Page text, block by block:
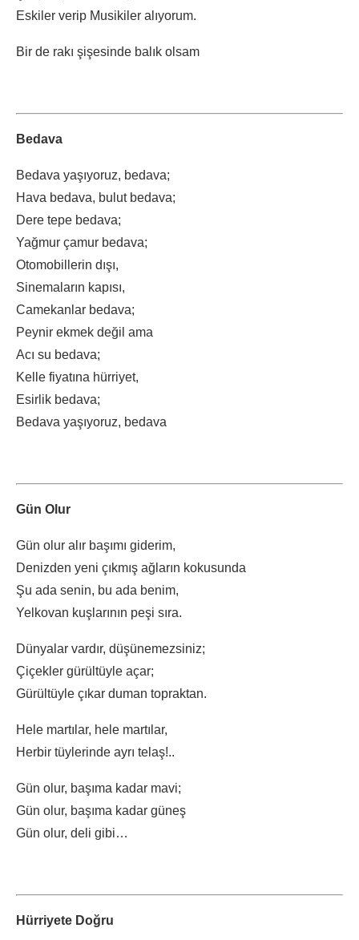
Eskiler verip Musikiler alıyorum.
Bir de rakı şişesinde balık olsam
Bedava
Bedava yaşıyoruz, bedava;
Hava bedava, bulut bedava;
Dere tepe bedava;
Yağmur çamur bedava;
Otomobillerin dışı,
Sinemaların kapısı,
Camekanlar bedava;
Peynir ekmek değil ama
Acı su bedava;
Kelle fiyatına hürriyet,
Esirlik bedava;
Bedava yaşıyoruz, bedava
Gün Olur
Gün olur alır başımı giderim,
Denizden yeni çıkmış ağların kokusunda
Şu ada senin, bu ada benim,
Yelkovan kuşlarının peşi sıra.
Dünyalar vardır, düşünemezsiniz;
Çiçekler gürültüyle açar;
Gürültüyle çıkar duman topraktan.
Hele martılar, hele martılar,
Herbir tüylerinde ayrı telaş!..
Gün olur, başıma kadar mavi;
Gün olur, başıma kadar güneş
Gün olur, deli gibi…
Hürriyete Doğru